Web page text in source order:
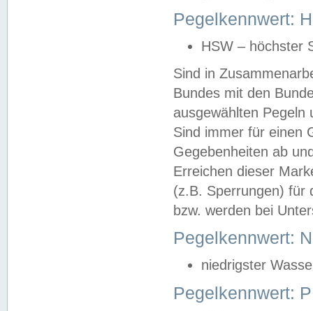
Pegelkennwert:
HSW – höchster
Sind in
Bundes mit den
ausgewählten
Sind immer für einen
Gegebenheiten ab
Erreichen dieser
(z.B. Sperrungen) für
bzw. werden bei
Pegelkennwert:
niedrigster
Pegelkennwert: